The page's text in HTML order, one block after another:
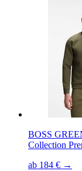
BOSS
Collection
ab 184 € →